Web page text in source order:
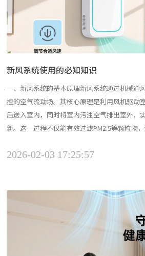
新风系统使用的必知知识
一、新风系统的基本原理新风系统通过机械通
控的空气流动场。其核心原理是利用风机驱动
后送入室内，同时将室内污浊空气排出室外，
新。这一过程不仅能有效过滤PM2.5等颗粒物
季，系统可预热新风，避免因开窗导致的室内
2026-02-03 17:25:57